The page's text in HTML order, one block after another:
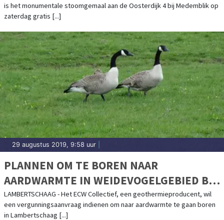
is het monumentale stoomgemaal aan de Oosterdijk 4 bij Medemblik op
zaterdag gratis [...]
29 augustus 2019, 9:58 uur
PLANNEN OM TE BOREN NAAR
AARDWARMTE IN WEIDEVOGELGEBIED BIJ
LAMBERTSCHAAG
LAMBERTSCHAAG - Het ECW Collectief, een geothermieproducent, wil
een vergunningsaanvraag indienen om naar aardwarmte te gaan boren
in Lambertschaag [...]